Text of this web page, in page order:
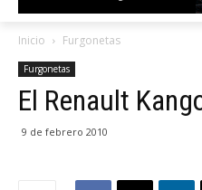
Inicio Furgonetas
Furgonetas
El Renault
9 de febrero 2010